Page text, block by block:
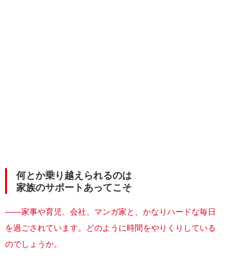
何とか乗り越えられるのは
家族のサポートあってこそ
――家事や育児、会社、マンガ家と、かなりハードな毎日
を過ごされています。どのように時間をやりくりしている
のでしょうか。